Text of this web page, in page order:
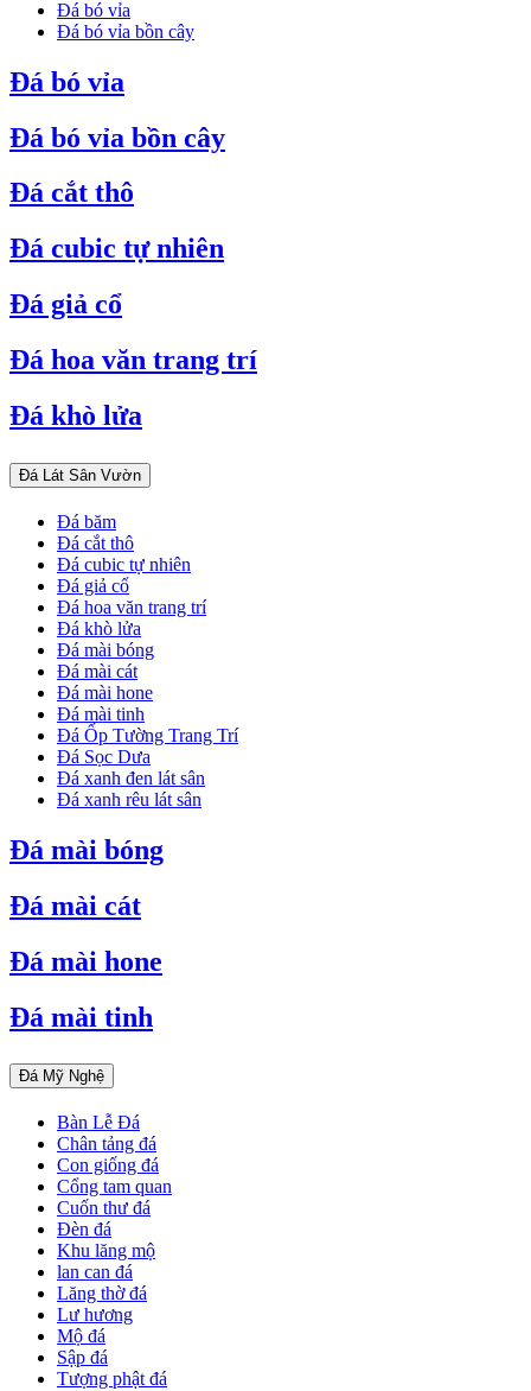
Đá bó vỉa
Đá bó vỉa bồn cây
Đá bó vỉa
Đá bó vỉa bồn cây
Đá cắt thô
Đá cubic tự nhiên
Đá giả cổ
Đá hoa văn trang trí
Đá khò lửa
Đá Lát Sân Vườn
Đá băm
Đá cắt thô
Đá cubic tự nhiên
Đá giả cổ
Đá hoa văn trang trí
Đá khò lửa
Đá mài bóng
Đá mài cát
Đá mài hone
Đá mài tinh
Đá Ốp Tường Trang Trí
Đá Sọc Dưa
Đá xanh đen lát sân
Đá xanh rêu lát sân
Đá mài bóng
Đá mài cát
Đá mài hone
Đá mài tinh
Đá Mỹ Nghệ
Bàn Lễ Đá
Chân tảng đá
Con giống đá
Cổng tam quan
Cuốn thư đá
Đèn đá
Khu lăng mộ
lan can đá
Lăng thờ đá
Lư hương
Mộ đá
Sập đá
Tượng phật đá